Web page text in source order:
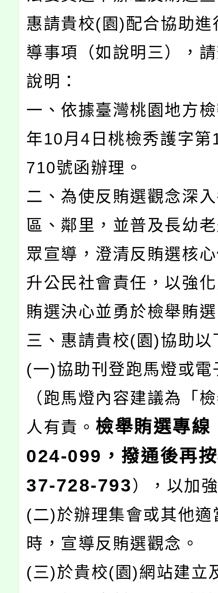
惠請貴校(園)配合協助進
導事項（如說明三），
說明：
一、依據臺灣桃園地方
年10月4日桃檢秀護字
710號函辦理。
二、為使反賄選觀念深
區、鄰里，並普及長幼
眾宣導，澄清反賄選核
升公民社會責任，以強
賄選決心並勇於檢舉賄
三、惠請貴校(園)協助以
(一)協助刊登跑馬燈或電
（跑馬燈內容建議為「
人有責。 檢舉賄選專
024-099，撥通後再
37-728-793），以加
(二)於辦理集會或其他適
時，宣導反賄選觀念。
(三)於貴校(園)網站建立